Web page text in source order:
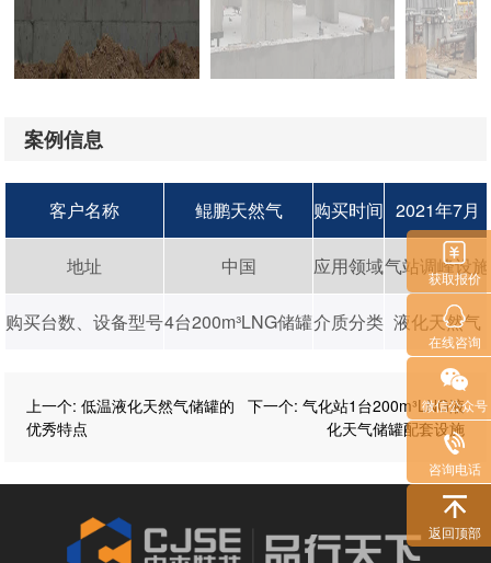
案例信息
客户名称 鲲鹏天然气 购买时间 2021年7月
地址 中国 应用领域气站调峰设施
购买台数、设备型号4台200m³LNG储罐介质分类 液化天然气
上一个: 低温液化天然气储罐的
优秀特点
下一个: 气化站1台200m³LNG液
化天气储罐配套设施
获取报价
在线咨询
微信公众号
咨询电话
返回顶部